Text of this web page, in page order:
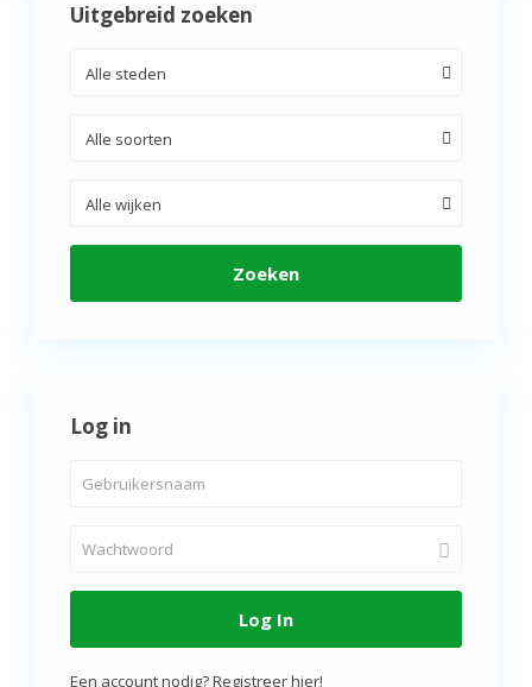
Uitgebreid zoeken
Alle steden
Alle soorten
Alle wijken
Zoeken
Log in
Log In
Een account nodig? Registreer hier!